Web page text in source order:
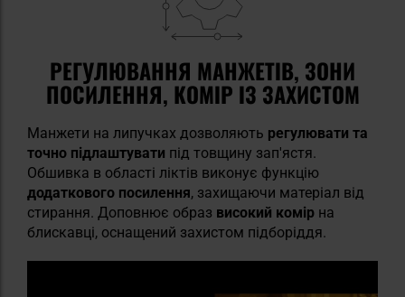
РЕГУЛЮВАННЯ МАНЖЕТІВ, ЗОНИ
ПОСИЛЕННЯ, КОМІР ІЗ ЗАХИСТОМ
Манжети на липучках дозволяють регулювати та
точно підлаштувати під товщину зап'ястя.
Обшивка в області ліктів виконує функцію
додаткового посилення, захищаючи матеріал від
стирання. Доповнює образ високий комір на
блискавці, оснащений захистом підборіддя.